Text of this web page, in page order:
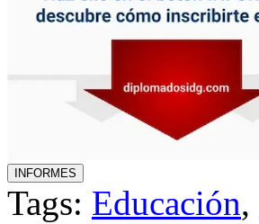
Tags: Educación,